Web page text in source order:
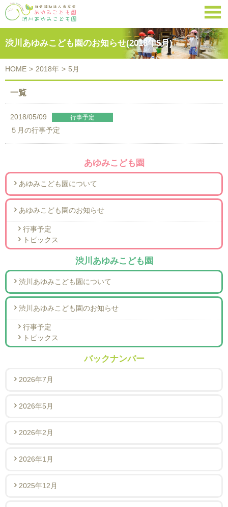

渋川あゆみこども園のお知らせ(2018年5月)
HOME > 2018年 > 5月
一覧
2018/05/09
５月の行事予定
あゆみこども園
あゆみこども園について
あゆみこども園のお知らせ
行事予定
トピックス
渋川あゆみこども園
渋川あゆみこども園について
渋川あゆみこども園のお知らせ
行事予定
トピックス
バックナンバー
2026年7月
2026年5月
2026年2月
2026年1月
2025年12月